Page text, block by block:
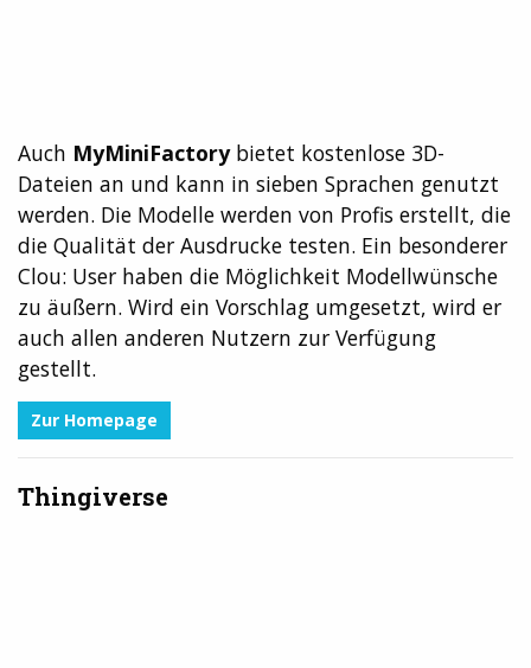
Auch MyMiniFactorybietet kostenlose 3D-
Dateien an und kann in sieben Sprachen genutzt
werden. Die Modelle werden von Profis erstellt, die
die Qualität der Ausdrucke testen. Ein besonderer
Clou: User haben die Möglichkeit Modellwünsche
zu äußern. Wird ein Vorschlag umgesetzt, wird er
auch allen anderen Nutzern zur Verfügung
gestellt.
Zur Homepage
Thingiverse